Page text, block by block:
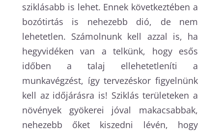
sziklásabb is lehet. Ennek következtében a
bozótirtás is nehezebb dió, de nem
lehetetlen. Számolnunk kell azzal is, ha
hegyvidéken van a telkünk, hogy esős
időben a talaj ellehetetleníti a
munkavégzést, így tervezéskor figyelnünk
kell az időjárásra is! Sziklás területeken a
növények gyökerei jóval makacsabbak,
nehezebb őket kiszedni lévén, hogy